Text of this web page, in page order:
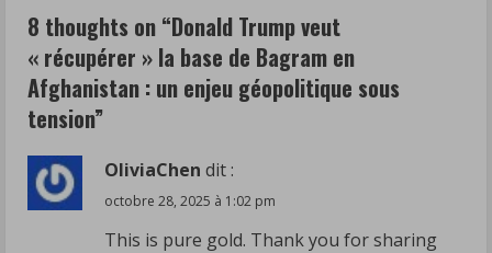
u
e
R
e
a
8 thoughts on “Donald Trump veut
« récupérer » la base de Bagram en
Afghanistan : un enjeu géopolitique sous
tension”
OliviaChen dit :
octobre 28, 2025 à 1:02 pm
This is pure gold. Thank you for sharing